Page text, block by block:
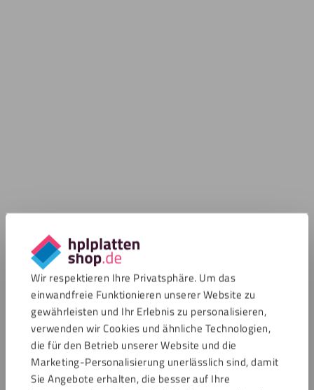
Wir respektieren Ihre Privatsphäre. Um das
einwandfreie Funktionieren unserer Website zu
gewährleisten und Ihr Erlebnis zu personalisieren,
verwenden wir Cookies und ähnliche Technologien,
die für den Betrieb unserer Website und die
Marketing-Personalisierung unerlässlich sind, damit
Sie Angebote erhalten, die besser auf Ihre